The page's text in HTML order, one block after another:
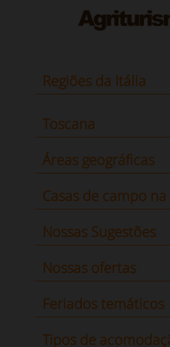
Regiões da Itália
Toscana
Áreas geográficas
Casas de campo
Nossas Sugestões
Nossas ofertas
Feriados temáticos
Tipos de